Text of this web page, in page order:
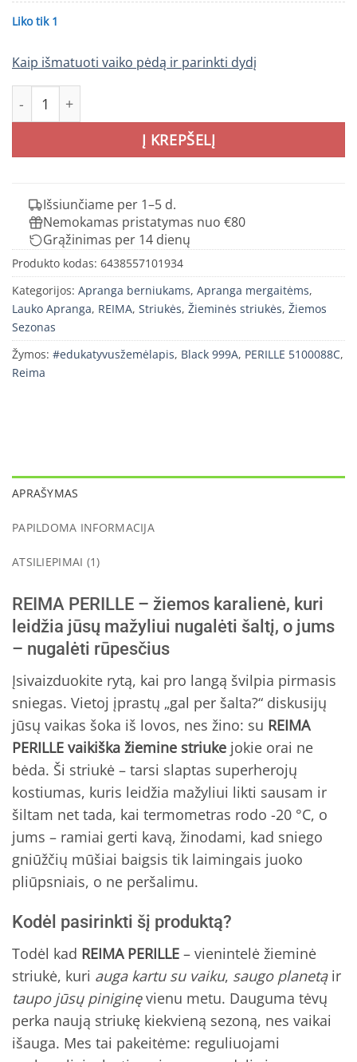
Liko tik 1
Kaip išmatuoti vaiko pėdą ir parinkti dydį
produkto kiekis: REIMA PERILLE vaikiška žieminė striukė
Į KREPŠELĮ
Išsiunčiame per 1–5 d.
Nemokamas pristatymas nuo €80
Grąžinimas per 14 dienų
Produkto kodas: 6438557101934
Kategorijos: Apranga berniukams, Apranga mergaitėms,
Lauko Apranga, REIMA, Striukės, Žieminės striukės, Žiemos
Sezonas
Žymos: #edukatyvusžemėlapis, Black 999A, PERILLE 5100088C,
Reima
APRAŠYMAS
PAPILDOMA INFORMACIJA
ATSILIEPIMAI (1)
REIMA PERILLE – žiemos karalienė, kuri
leidžia jūsų mažyliui nugalėti šaltį, o jums
– nugalėti rūpesčius
Įsivaizduokite rytą, kai pro langą švilpia pirmasis
sniegas. Vietoj įprastų „gal per šalta?“ diskusijų
jūsų vaikas šoka iš lovos, nes žino: su REIMA
PERILLE vaikiška žiemine striuke jokie orai ne
bėda. Ši striukė – tarsi slaptas superherojų
kostiumas, kuris leidžia mažyliui likti sausam ir
šiltam net tada, kai termometras rodo -20 °C, o
jums – ramiai gerti kavą, žinodami, kad sniego
gniūžčių mūšiai baigsis tik laimingais juoko
pliūpsniais, o ne peršalimu.
Kodėl pasirinkti šį produktą?
Todėl kad REIMA PERILLE – vienintelė žieminė
striukė, kuri auga kartu su vaiku, saugo planetąir
taupo jūsų piniginęvienu metu. Dauguma tėvų
perka naują striukę kiekvieną sezoną, nes vaikai
išauga. Mes tai pakeitėme: reguliuojami